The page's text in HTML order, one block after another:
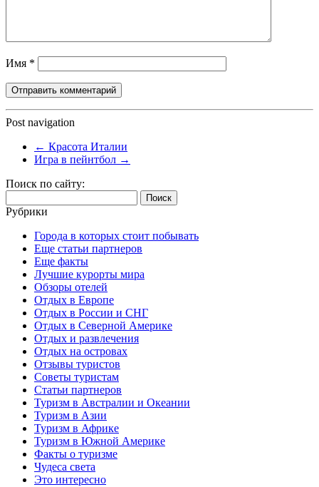
Имя *
Post navigation
← Красота Италии
Игра в пейнтбол →
Поиск по сайту:
Рубрики
Города в которых стоит побывать
Еще статьи партнеров
Еще факты
Лучшие курорты мира
Обзоры отелей
Отдых в Европе
Отдых в России и СНГ
Отдых в Северной Америке
Отдых и развлечения
Отдых на островах
Отзывы туристов
Советы туристам
Статьи партнеров
Туризм в Австралии и Океании
Туризм в Азии
Туризм в Африке
Туризм в Южной Америке
Факты о туризме
Чудеса света
Это интересно